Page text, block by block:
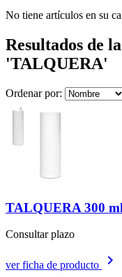
No tiene artículos en su
Resultados de
'TALQUERA'
Ordenar por:
TALQUERA 300
Consultar plazo
ver ficha de producto keyboard_arrow_right